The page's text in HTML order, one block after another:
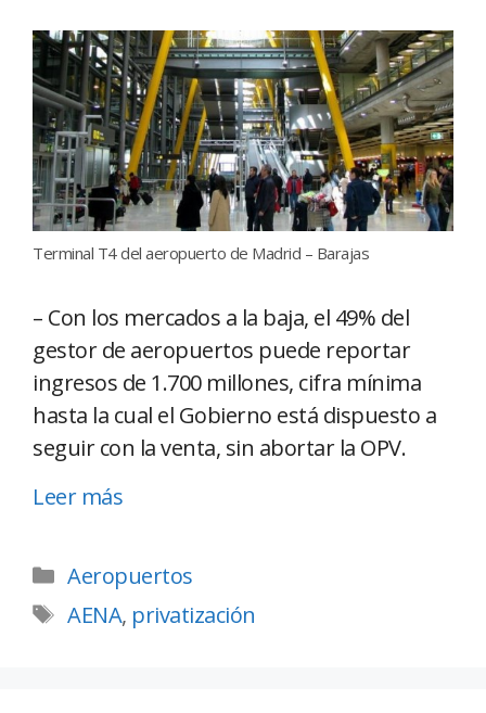
Terminal T4 del aeropuerto de Madrid – Barajas
– Con los mercados a la baja, el 49% del
gestor de aeropuertos puede reportar
ingresos de 1.700 millones, cifra mínima
hasta la cual el Gobierno está dispuesto a
seguir con la venta, sin abortar la OPV.
Leer más
Aeropuertos
AENA, privatización